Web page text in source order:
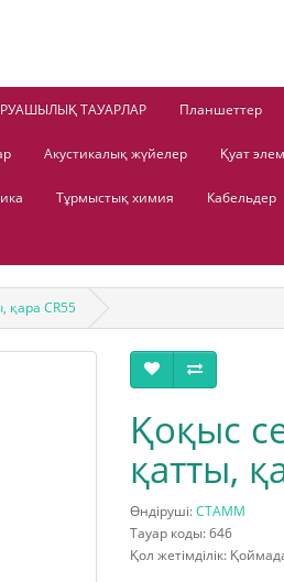
ТАУАРЛАР Планшеттер
Акустикалық жүйелер Қуат
Тұрмыстық химия Кабельдер
қара CR55
Қоқыс
қатты,
Өндіруші:СТАММ
Тауар коды: 646
Қол жетімділік: